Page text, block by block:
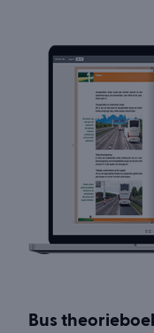
Bus